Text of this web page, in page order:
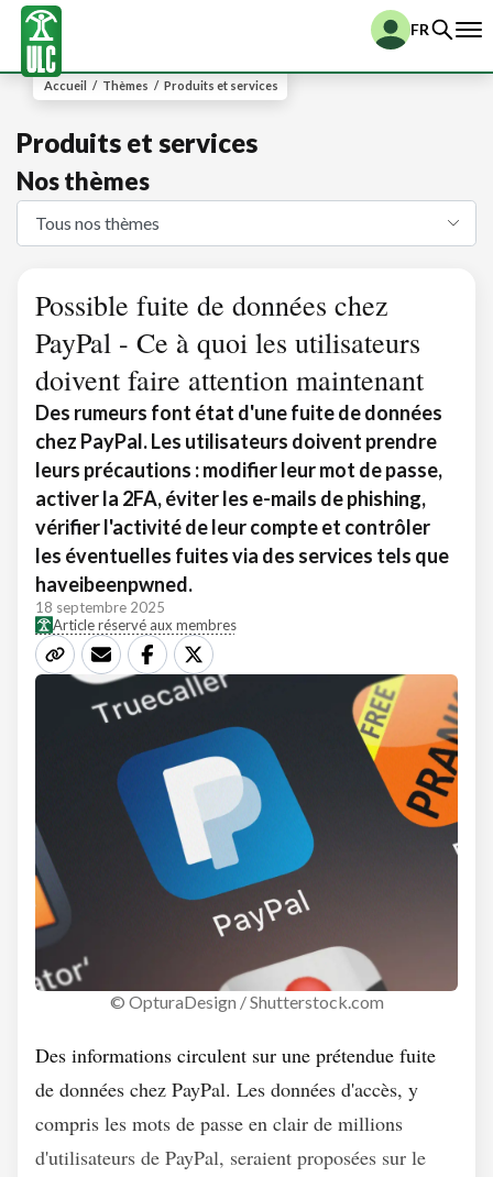
FR
Accueil / Thèmes / Produits et services
Produits et services
Nos thèmes
Possible fuite de données chez
PayPal - Ce à quoi les utilisateurs
doivent faire attention maintenant
Des rumeurs font état d'une fuite de données
chez PayPal. Les utilisateurs doivent prendre
leurs précautions : modifier leur mot de passe,
activer la 2FA, éviter les e-mails de phishing,
vérifier l'activité de leur compte et contrôler
les éventuelles fuites via des services tels que
haveibeenpwned.
18 septembre 2025
Article réservé aux membres
© OpturaDesign / Shutterstock.com
Des informations circulent sur une prétendue fuite
de données chez PayPal. Les données d'accès, y
compris les mots de passe en clair de millions
d'utilisateurs de PayPal, seraient proposées sur le